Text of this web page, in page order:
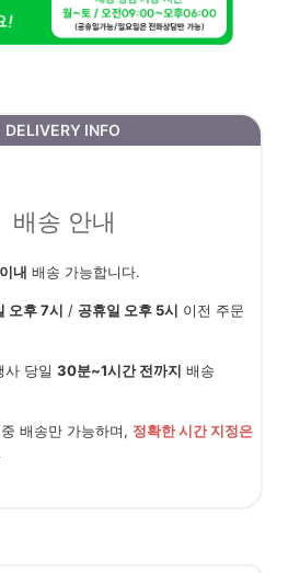
DELIVERY INFO
배송 안내
내 배송 가능합니다.
오후 7시 / 공휴일 오후 5시 이전 주문
사 당일 30분~1시간 전까지 배송
배송만 가능하며, 정확한 시간 지정은